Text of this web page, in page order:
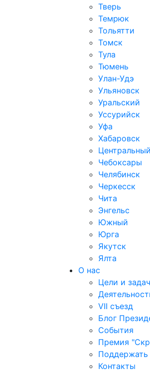
Тверь
Темрюк
Тольятти
Томск
Тула
Тюмень
Улан-Удэ
Ульяновск
Уральский
Уссурийск
Уфа
Хабаровск
Центральный
Чебоксары
Челябинск
Черкесск
Чита
Энгельс
Южный
Юрга
Якутск
Ялта
О нас
Цели и
VII съезд
Блог
События
Премия
Контакты